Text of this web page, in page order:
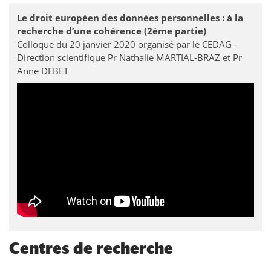
Le droit européen des données personnelles : à la
recherche d’une cohérence (2ème partie)
Colloque du 20 janvier 2020 organisé par le CEDAG –
Direction scientifique Pr Nathalie MARTIAL-BRAZ et Pr
Anne DEBET
Centres de recherche